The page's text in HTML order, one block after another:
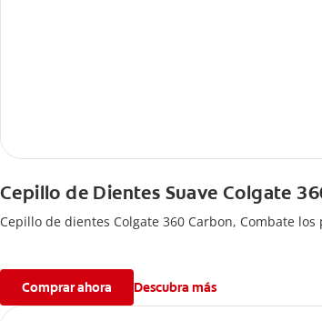
Cepillo de Dientes Suave Colgate
Cepillo de dientes Colgate 360 ​​Carbon, Combate
Comprar ahora Descubra más